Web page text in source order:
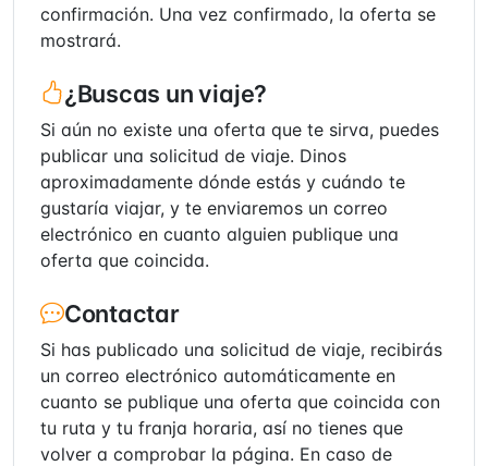
confirmación. Una vez confirmado, la oferta se
mostrará.
¿Buscas un viaje?
Si aún no existe una oferta que te sirva, puedes
publicar una solicitud de viaje. Dinos
aproximadamente dónde estás y cuándo te
gustaría viajar, y te enviaremos un correo
electrónico en cuanto alguien publique una
oferta que coincida.
Contactar
Si has publicado una solicitud de viaje, recibirás
un correo electrónico automáticamente en
cuanto se publique una oferta que coincida con
tu ruta y tu franja horaria, así no tienes que
volver a comprobar la página. En caso de